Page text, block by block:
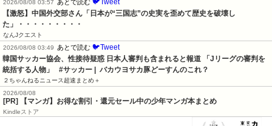
2026/08/08 03:57 あとで読む
【激怒】中国外交部さん「日本が“三国志”の史実を歪めて歴史を破壊し
た」・・・・・・・・・
なんJクエスト
2026/08/08 03:49
あとで読む 🐦Tweet
韓国サッカー協会、性接待疑惑 日本人審判も含まれると報道 「Jリーグの審判を
統括する人物」   #サッカー |  バカウヨサカ豚どーすんのこれ？
２ちゃんねるニュース超速まとめ＋
2026/08/08
[PR] 【マンガ】お得な割引・還元セール中の少年マンガ本まとめ
Kindleストア